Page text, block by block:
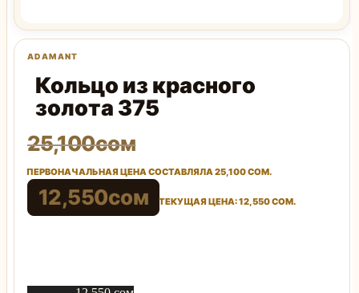
Кольцо из красного
золота 375
25,100сом
ПЕРВОНАЧАЛЬНАЯ ЦЕНА СОСТАВЛЯЛА 25,100 СОМ.
12,550сом ТЕКУЩАЯ ЦЕНА: 12,550 СОМ.